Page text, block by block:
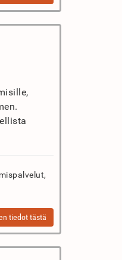
tiedot tästä